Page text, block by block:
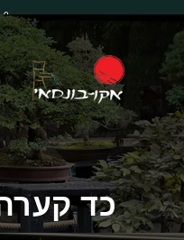
0
כד קערה